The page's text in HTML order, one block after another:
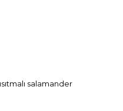
salamander